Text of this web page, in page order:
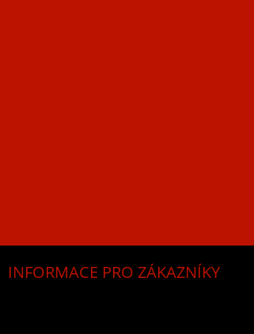
INFORMACE PRO ZÁKAZNÍKY